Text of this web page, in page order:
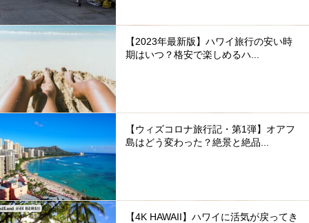
【2023年最新版】ハワイ旅行の安い時
期はいつ？格安で楽しめるハ...
【ウィズコロナ旅行記・第1弾】オアフ
島はどう変わった？絶景と絶品...
【4K HAWAII】ハワイに活気が戻ってき